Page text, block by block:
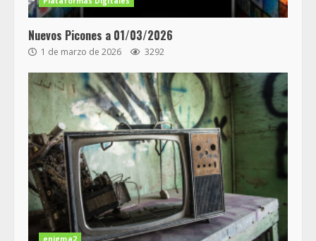
Nuevos Picones a 01/03/2026
1 de marzo de 2026 3292
enigma2